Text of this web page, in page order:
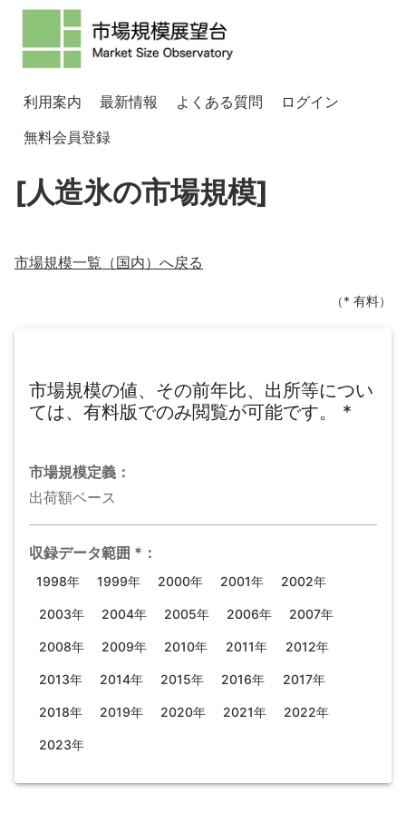
利用案内 最新情報 よくある質問
ログイン
無料会員登録
[人造氷の市場規模]
市場規模一覧（国内）へ戻る
（* 有料）
市場規模の値、その前年比、出所等につい
ては、有料版でのみ閲覧が可能です。
*
市場規模定義：
出荷額ベース
収録データ範囲 * ：
1998年 1999年 2000年 2001年 2002年
2003年 2004年 2005年 2006年 2007年
2008年 2009年 2010年 2011年 2012年
2013年 2014年 2015年 2016年 2017年
2018年 2019年 2020年 2021年 2022年
2023年